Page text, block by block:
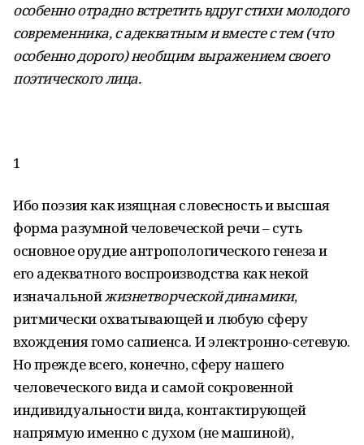
особенно отрадно встретить вдруг стихи молодого
современника, с адекватным и вместе с тем (что
особенно дорого) необщим выражением своего
поэтического лица.
1
Ибо поэзия как изящная словесность и высшая
форма разумной человеческой речи – суть
основное орудие антропологического генеза и
его адекватного воспроизводства как некой
изначальнойжизнетворческой динамики,
ритмически охватывающей и любую сферу
вхождения гомо сапиенса. И электронно-сетевую.
Но прежде всего, конечно, сферу нашего
человеческого вида и самой сокровенной
индивидуальности вида, контактирующей
напрямую именно с духом (не машиной),